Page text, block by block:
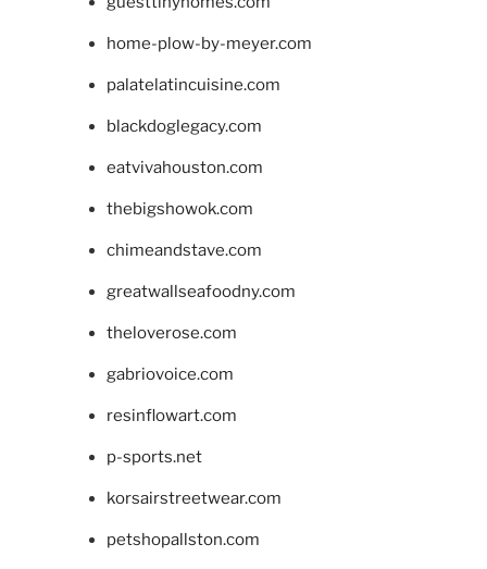
home-plow-by-meyer.com
palatelatincuisine.com
blackdoglegacy.com
eatvivahouston.com
thebigshowok.com
chimeandstave.com
greatwallseafoodny.com
theloverose.com
gabriovoice.com
resinflowart.com
p-sports.net
korsairstreetwear.com
petshopallston.com